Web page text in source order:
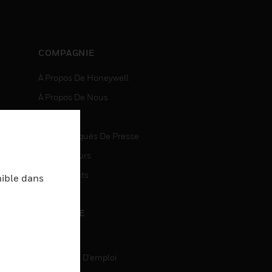
COMPAGNIE
À Propos De Honeywell
À Propos De Nous
Communiqués De Presse
Investisseurs
Événements
CARRIÈRE
Recherche D'emploi
dans